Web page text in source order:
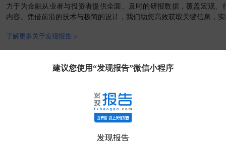
力于为金融从业者与投资者提供全面、及时的研报数据，覆盖宏观、
内容。凭借前沿的技术与极简的设计，我们助您高效获取关键信息，
了解更多关于发现报告 >
客户端
建议您使用“发现报告”微信小程序
发现报告
小程序
APP